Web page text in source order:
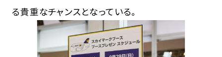
る貴重なチャンスとなっている。